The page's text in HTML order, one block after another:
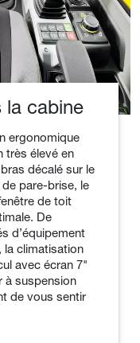
la cabine
ergonomique
très élevé en
décalé sur le
pare-brise, le
de toit
De
d’équipement
la climatisation
avec écran 7"
à suspension
de vous sentir